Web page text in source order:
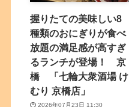
握りたての美味しい8
種類のおにぎりが食べ
放題の満足感が高すぎ
るランチが登場！ 京
橋 「七輪大衆酒場 け
むり 京橋店」
2026年07月23日 11:30